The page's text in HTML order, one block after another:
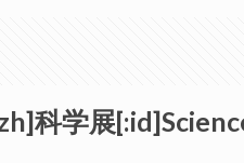
科学展